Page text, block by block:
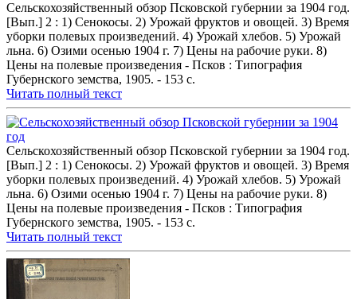
Сельскохозяйственный обзор Псковской губернии за 1904 год.
[Вып.] 2 : 1) Сенокосы. 2) Урожай фруктов и овощей. 3) Время
уборки полевых произведений. 4) Урожай хлебов. 5) Урожай
льна. 6) Озими осенью 1904 г. 7) Цены на рабочие руки. 8)
Цены на полевые произведения - Псков : Типография
Губернского земства, 1905. - 153 с.
Читать полный текст
Сельскохозяйственный обзор Псковской губернии за 1904 год.
[Вып.] 2 : 1) Сенокосы. 2) Урожай фруктов и овощей. 3) Время
уборки полевых произведений. 4) Урожай хлебов. 5) Урожай
льна. 6) Озими осенью 1904 г. 7) Цены на рабочие руки. 8)
Цены на полевые произведения - Псков : Типография
Губернского земства, 1905. - 153 с.
Читать полный текст